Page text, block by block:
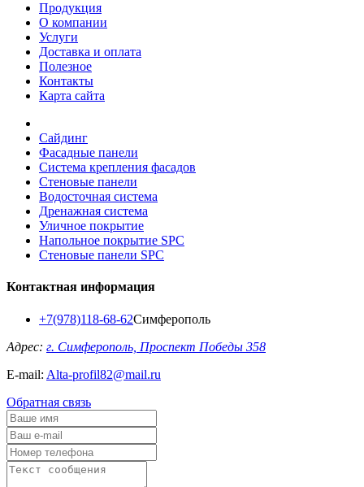
Продукция
О компании
Услуги
Доставка и оплата
Полезное
Контакты
Карта сайта
Сайдинг
Фасадные панели
Система крепления фасадов
Стеновые панели
Водосточная система
Дренажная система
Уличное покрытие
Напольное покрытие SPC
Стеновые панели SPC
Контактная информация
+7(978)118-68-62Симферополь
Адрес: г. Симферополь, Проспект Победы 358
E-mail: Alta-profil82@mail.ru
Обратная связь